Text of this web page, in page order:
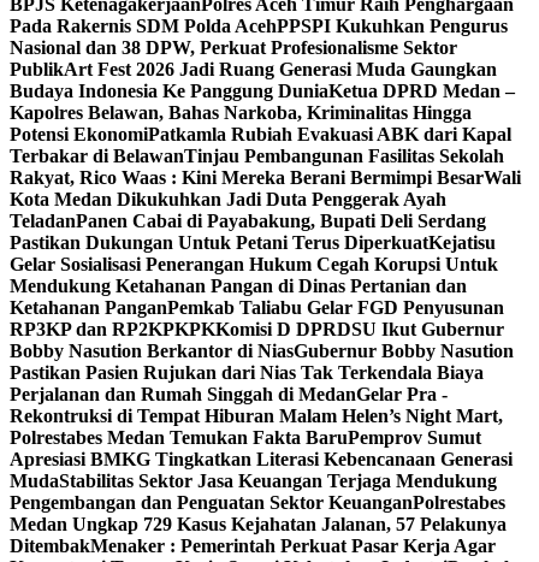
BPJS KetenagakerjaanPolres Aceh Timur Raih Penghargaan
Pada Rakernis SDM Polda AcehPPSPI Kukuhkan Pengurus
Nasional dan 38 DPW, Perkuat Profesionalisme Sektor
PublikArt Fest 2026 Jadi Ruang Generasi Muda Gaungkan
Budaya Indonesia Ke Panggung DuniaKetua DPRD Medan –
Kapolres Belawan, Bahas Narkoba, Kriminalitas Hingga
Potensi EkonomiPatkamla Rubiah Evakuasi ABK dari Kapal
Terbakar di BelawanTinjau Pembangunan Fasilitas Sekolah
Rakyat, Rico Waas : Kini Mereka Berani Bermimpi BesarWali
Kota Medan Dikukuhkan Jadi Duta Penggerak Ayah
TeladanPanen Cabai di Payabakung, Bupati Deli Serdang
Pastikan Dukungan Untuk Petani Terus DiperkuatKejatisu
Gelar Sosialisasi Penerangan Hukum Cegah Korupsi Untuk
Mendukung Ketahanan Pangan di Dinas Pertanian dan
Ketahanan PanganPemkab Taliabu Gelar FGD Penyusunan
RP3KP dan RP2KPKPKKomisi D DPRDSU Ikut Gubernur
Bobby Nasution Berkantor di NiasGubernur Bobby Nasution
Pastikan Pasien Rujukan dari Nias Tak Terkendala Biaya
Perjalanan dan Rumah Singgah di MedanGelar Pra -
Rekontruksi di Tempat Hiburan Malam Helen’s Night Mart,
Polrestabes Medan Temukan Fakta BaruPemprov Sumut
Apresiasi BMKG Tingkatkan Literasi Kebencanaan Generasi
MudaStabilitas Sektor Jasa Keuangan Terjaga Mendukung
Pengembangan dan Penguatan Sektor KeuanganPolrestabes
Medan Ungkap 729 Kasus Kejahatan Jalanan, 57 Pelakunya
DitembakMenaker : Pemerintah Perkuat Pasar Kerja Agar